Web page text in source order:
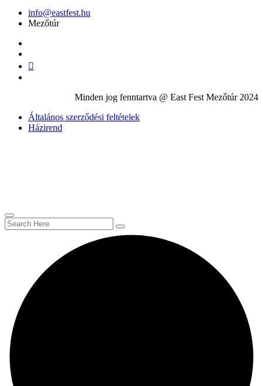
info@eastfest.hu
Mezőtúr
Minden jog fenntartva @ East Fest Mezőtúr 2024
Általános szerződési feltételek
Házirend